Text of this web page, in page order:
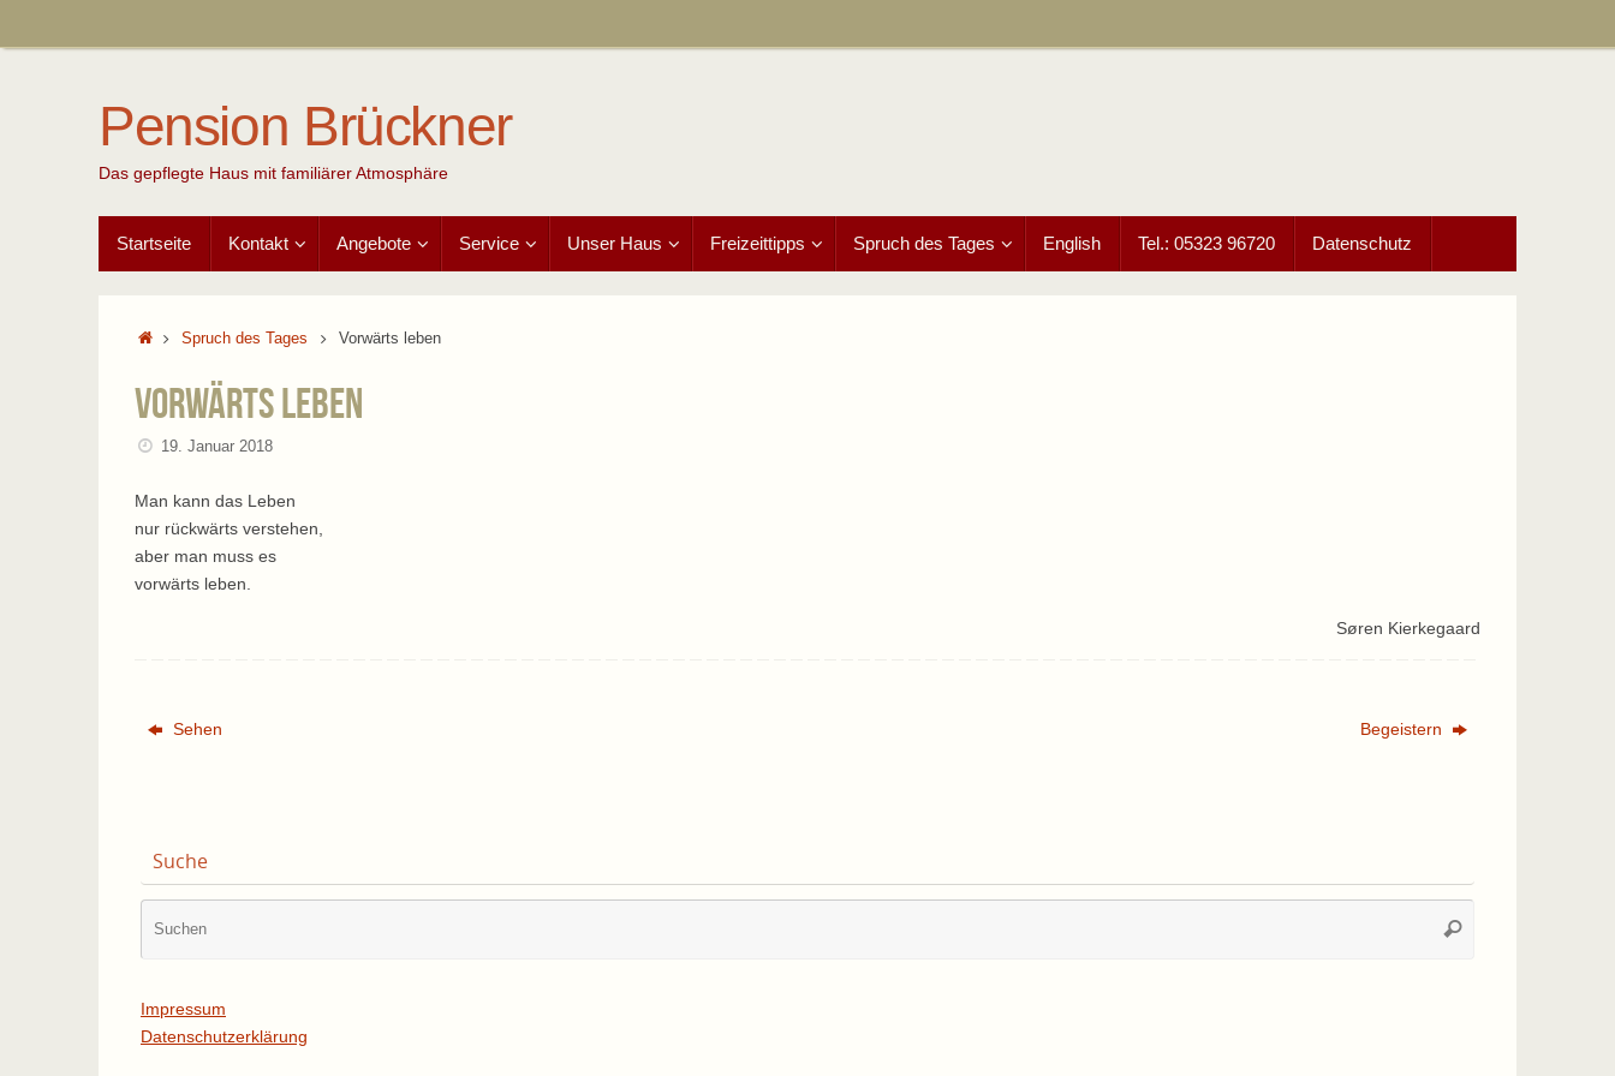
Pension Brückner
Das gepflegte Haus mit familiärer Atmosphäre
Inhalt
springen
Startseite Kontakt Angebote Service Unser Haus Freizeittipps Spruch des Tages English Tel.: 05323 96720 Datenschutz
StartSpruch des Tages Vorwärts leben
Vorwärts leben
19. Januar 2018
Man kann das Leben
nur rückwärts verstehen,
aber man muss es
vorwärts leben.
Søren Kierkegaard
Sehen Begeistern
Suche
Suchen
Impressum
Datenschutzerklärung